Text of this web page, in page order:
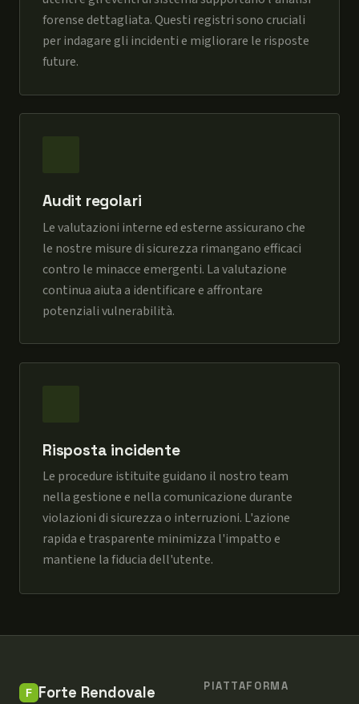
forense dettagliata. Questi registri sono cruciali
per indagare gli incidenti e migliorare le risposte
future.
Audit regolari
Le valutazioni interne ed esterne assicurano che
le nostre misure di sicurezza rimangano efficaci
contro le minacce emergenti. La valutazione
continua aiuta a identificare e affrontare
potenziali vulnerabilità.
Risposta incidente
Le procedure istituite guidano il nostro team
nella gestione e nella comunicazione durante
violazioni di sicurezza o interruzioni. L'azione
rapida e trasparente minimizza l'impatto e
mantiene la fiducia dell'utente.
Forte Rendovale PIATTAFORMA